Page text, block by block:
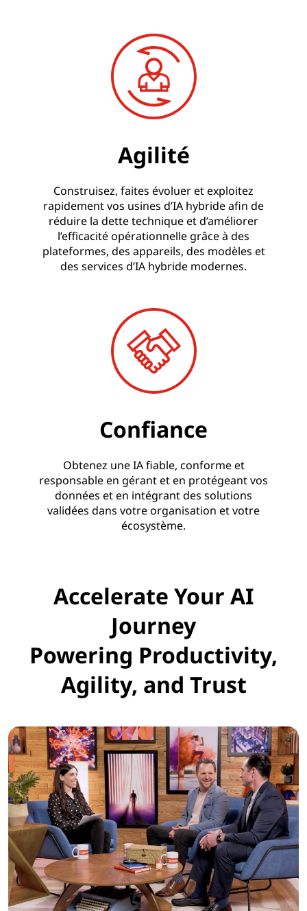
Agilité
Construisez, faites évoluer et exploitez
rapidement vos usines d’IA hybride afin de
réduire la dette technique et d’améliorer
l’efficacité opérationnelle grâce à des
plateformes, des appareils, des modèles et
des services d’IA hybride modernes.
Confiance
Obtenez une IA fiable, conforme et
responsable en gérant et en protégeant vos
données et en intégrant des solutions
validées dans votre organisation et votre
écosystème.
Accelerate Your AI
Journey
Powering Productivity,
Agility, and Trust